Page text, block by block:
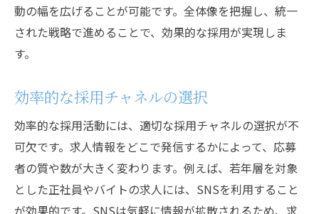
動の幅を広げることが可能です。全体像を把握し、統一
された戦略で進めることで、効果的な採用が実現しま
す。
効率的な採用チャネルの選択
効率的な採用活動には、適切な採用チャネルの選択が不
可欠です。求人情報をどこで発信するかによって、応募
者の質や数が大きく変わります。例えば、若年層を対象
とした正社員やバイトの求人には、SNSを利用すること
が効果的です。SNSは気軽に情報が拡散されるため、求